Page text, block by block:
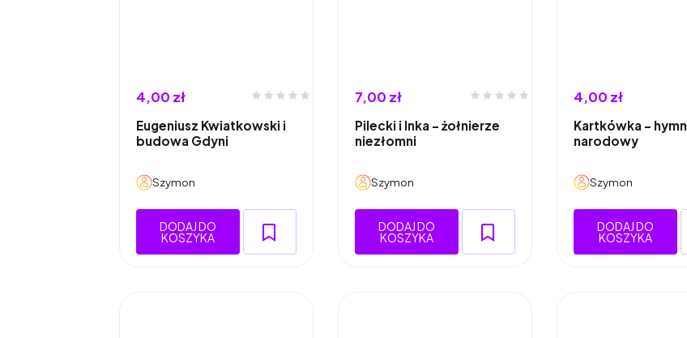
4,00 zł
Eugeniusz Kwiatkowski i
budowa Gdyni
Szymon
DODAJ DO
KOSZYKA
7,00 zł
Pilecki i Inka - żołnierze
niezłomni
Szymon
DODAJ DO
KOSZYKA
4,00 zł
Kartkówka - hymn
narodowy
Szymon
DODAJ DO
KOSZYKA